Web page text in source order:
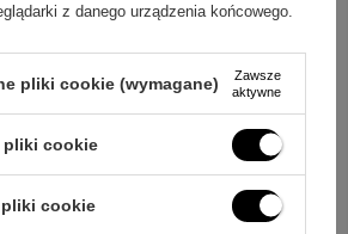
na świecy jest robiona metodą
w górnej części.
można umieścić na świecy?
napisami.
z danego urządzenia końcowego.
pliki cookie (wymagane)
Zawsze
aktywne
pliki cookie
pliki cookie